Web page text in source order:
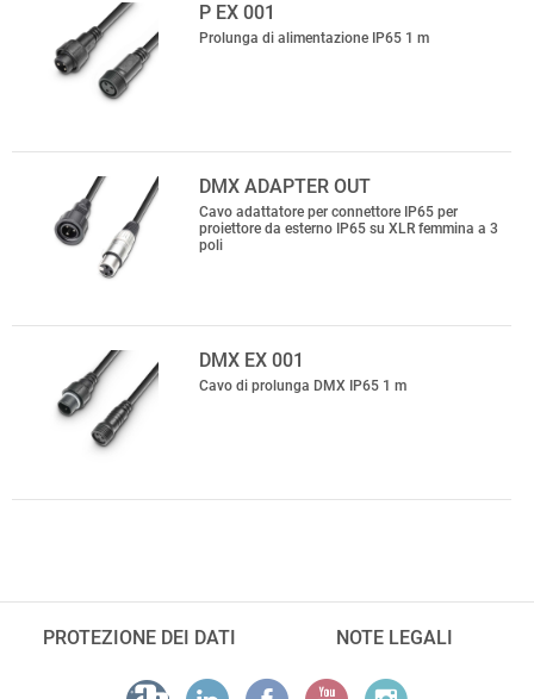
P EX 001
Prolunga di alimentazione IP65 1 m
DMX ADAPTER OUT
Cavo adattatore per connettore IP65 per
proiettore da esterno IP65 su XLR femmina a 3
poli
DMX EX 001
Cavo di prolunga DMX IP65 1 m
PROTEZIONE DEI DATI NOTE LEGALI